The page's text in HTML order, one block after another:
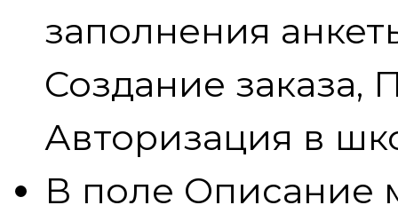
заполнения
Создание заказа,
Авторизация в
В поле Описание